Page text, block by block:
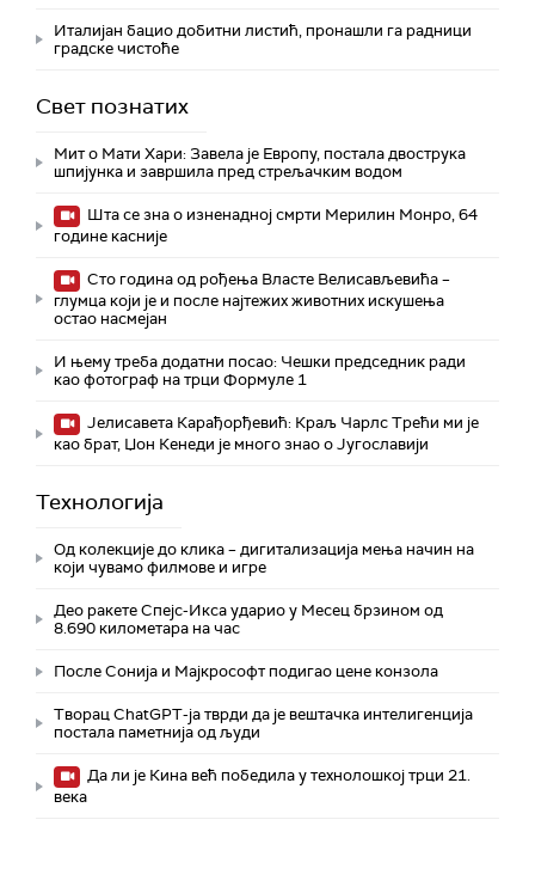
Италијан бацио добитни листић, пронашли га радници
градске чистоће
Свет познатих
Мит о Мати Хари: Завела је Европу, постала двострука
шпијунка и завршила пред стрељачким водом
Шта се зна о изненадној смрти Мерилин Монро, 64
године касније
Сто година од рођења Власте Велисављевића –
глумца који је и после најтежих животних искушења
остао насмејан
И њему треба додатни посао: Чешки председник ради
као фотограф на трци Формуле 1
Јелисавета Карађорђевић: Краљ Чарлс Трећи ми је
као брат, Џон Кенеди је много знао о Југославији
Технологијa
Од колекције до клика – дигитализација мења начин на
који чувамо филмове и игре
Део ракете Спејс-Икса ударио у Месец брзином од
8.690 километара на час
После Сонија и Мајкрософт подигао цене конзола
Творац ChatGPT-ја тврди да је вештачка интелигенција
постала паметнија од људи
Да ли је Кина већ победила у технолошкој трци 21.
века